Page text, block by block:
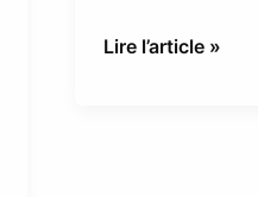
Lire l’article »